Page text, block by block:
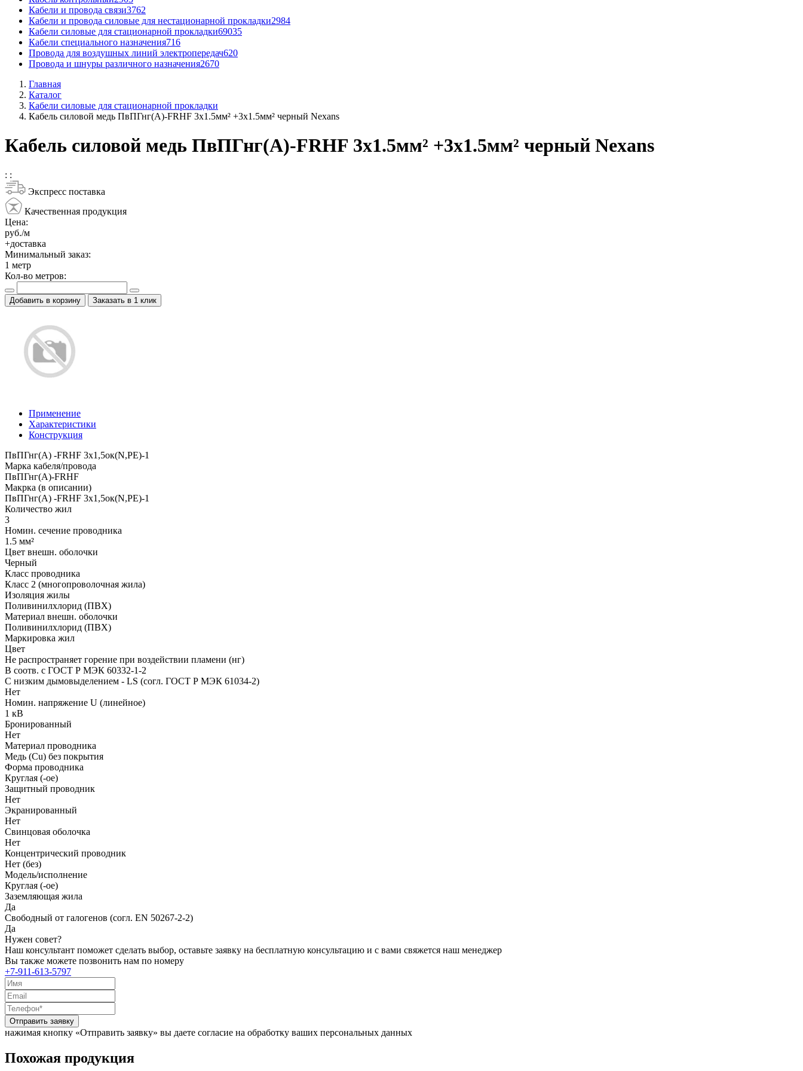
Кабели и провода связи3762
Кабели и провода силовые для нестационарной прокладки2984
Кабели силовые для стационарной прокладки69035
Кабели специального назначения716
Провода для воздушных линий электропередач620
Провода и шнуры различного назначения2670
Главная
Каталог
Кабели силовые для стационарной прокладки
Кабель силовой медь ПвПГнг(А)-FRHF 3x1.5мм² +3x1.5мм² черный Nexans
Кабель силовой медь ПвПГнг(А)-FRHF 3x1.5мм² +3x1.5мм² черный Nexans
: :
Экспресс поставка
Качественная продукция
Цена:
руб./м
+доставка
Минимальный заказ:
1 метр
Кол-во метров:
Добавить в корзину Заказать в 1 клик
Применение
Характеристики
Конструкция
ПвПГнг(А) -FRHF 3x1,5ок(N,PE)-1
Марка кабеля/провода
ПвПГнг(А)-FRHF
Макрка (в описании)
ПвПГнг(А) -FRHF 3x1,5ок(N,PE)-1
Количество жил
3
Номин. сечение проводника
1.5 мм²
Цвет внешн. оболочки
Черный
Класс проводника
Класс 2 (многопроволочная жила)
Изоляция жилы
Поливинилхлорид (ПВХ)
Материал внешн. оболочки
Поливинилхлорид (ПВХ)
Маркировка жил
Цвет
Не распространяет горение при воздействии пламени (нг)
В соотв. с ГОСТ Р МЭК 60332-1-2
С низким дымовыделением - LS (согл. ГОСТ Р МЭК 61034-2)
Нет
Номин. напряжение U (линейное)
1 кВ
Бронированный
Нет
Материал проводника
Медь (Cu) без покрытия
Форма проводника
Круглая (-ое)
Защитный проводник
Нет
Экранированный
Нет
Свинцовая оболочка
Нет
Концентрический проводник
Нет (без)
Модель/исполнение
Круглая (-ое)
Заземляющая жила
Да
Свободный от галогенов (согл. EN 50267-2-2)
Да
Нужен совет?
Наш консультант поможет сделать выбор, оставьте заявку на бесплатную консультацию и с вами свяжется наш менеджер
Вы также можете позвонить нам по номеру
+7-911-613-5797
Отправить заявку
нажимая кнопку «Отправить заявку» вы даете согласие на обработку ваших персональных данных
Похожая продукция